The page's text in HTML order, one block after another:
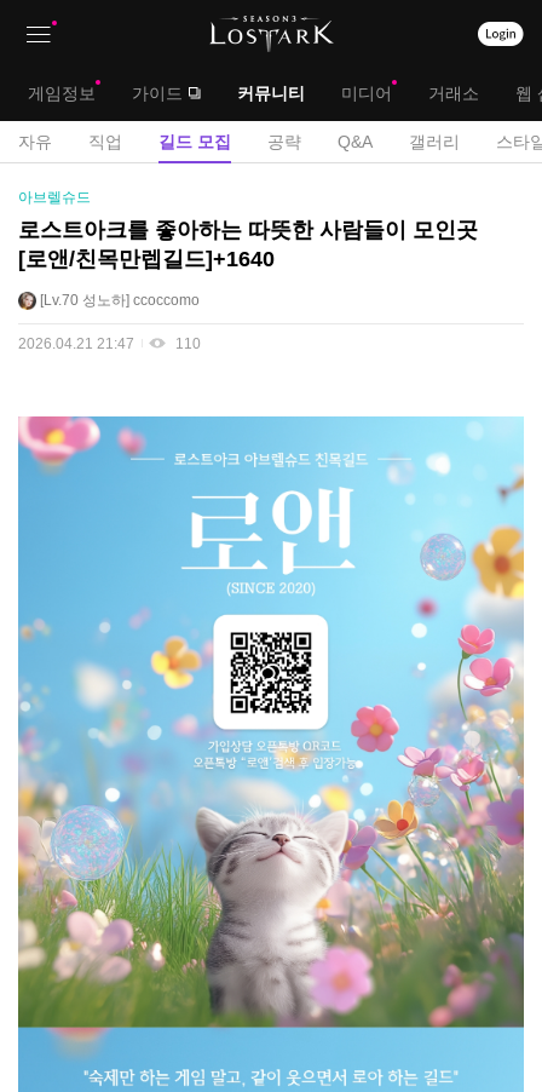
대
메
게임정보 가이드 커뮤니티 미디어 거래소 웹
서
메
뉴
자유 직업 길드 모집 공략 Q&A 갤러리 스타
길
드
모
집
게
판
아브렐슈드
로스트아크를 좋아하는 따뜻한 사람들이 모인곳
[로앤/친목만렙길드]+1640
Lv.70 성노하 ccoccomo
2026.04.21 21:47 110